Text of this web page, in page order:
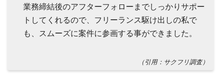
業務締結後のアフターフォローまでしっかりサポー
トしてくれるので、フリーランス駆け出しの私で
も、スムーズに案件に参画する事ができました。
（引用：サクフリ調査）